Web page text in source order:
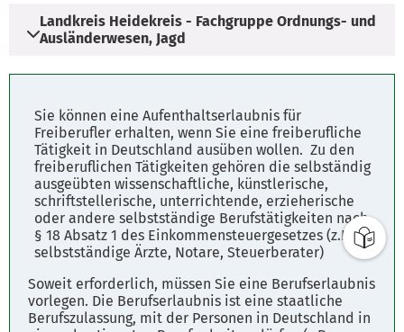
Sie können eine Aufenthaltserlaubnis für
Freiberufler erhalten, wenn Sie eine freiberufliche
Tätigkeit in Deutschland ausüben wollen. Zu den
freiberuflichen Tätigkeiten gehören die selbständig
ausgeübten wissenschaftliche, künstlerische,
schriftstellerische, unterrichtende, erzieherische
oder andere selbstständige Berufstätigkeiten nach
§ 18 Absatz 1 des Einkommensteuergesetzes (z.B.
selbstständige Ärzte, Notare, Steuerberater)
Soweit erforderlich, müssen Sie eine Berufserlaubnis
vorlegen. Die Berufserlaubnis ist eine staatliche
Berufszulassung, mit der Personen in Deutschland in
Landkreis Heidekreis - Fachgruppe Ordnungs- und
Ausländerwesen, Jagd
Vogteistraße 19
29683 Bad Fallingbostel
Öffnungszeiten
Mo. - Do. 08.00 - 12.00 Uhr
Parkplätze
Fahrplanauskunft